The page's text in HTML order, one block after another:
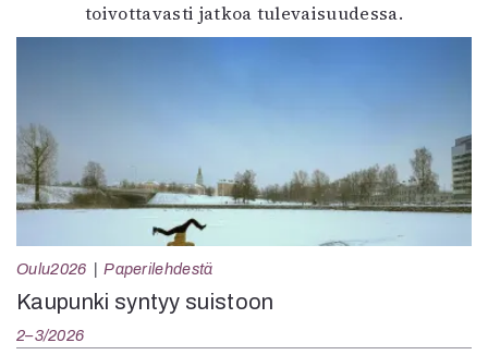
toivottavasti jatkoa tulevaisuudessa.
Oulu2026 Paperilehdestä
Kaupunki syntyy suistoon
2–3/2026